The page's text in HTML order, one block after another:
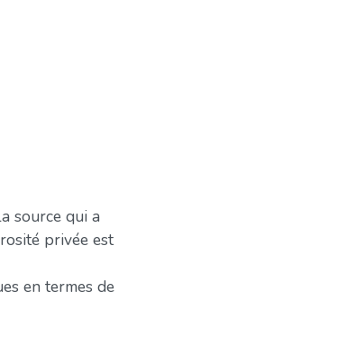
source qui a
privée est
en termes de